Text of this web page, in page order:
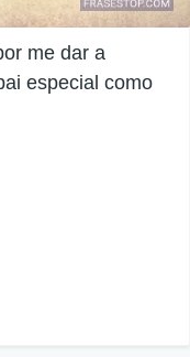
me dar a
especial como